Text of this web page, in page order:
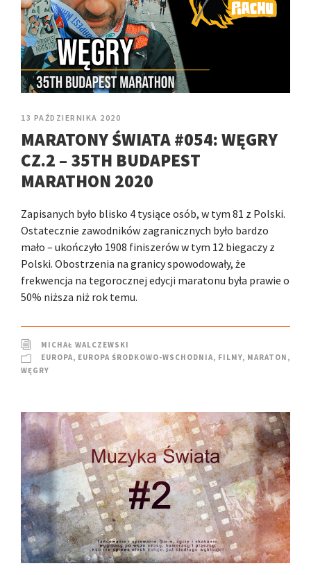
13 PAŹDZIERNIKA 2020
MARATONY ŚWIATA #054: WĘGRY
CZ.2 – 35TH BUDAPEST
MARATHON 2020
Zapisanych było blisko 4 tysiące osób, w tym 81 z Polski.
Ostatecznie zawodników zagranicznych było bardzo
mało – ukończyło 1908 finiszerów w tym 12 biegaczy z
Polski. Obostrzenia na granicy spowodowały, że
frekwencja na tegorocznej edycji maratonu była prawie o
50% niższa niż rok temu.
MICHAŁ WALCZEWSKI
EUROPA, EUROPA ŚRODKOWO-WSCHODNIA, FILMY, MARATON ,
WĘGRY